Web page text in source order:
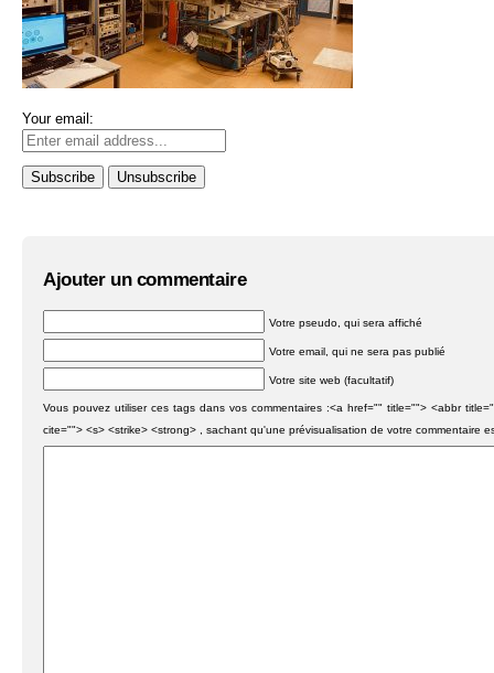
Your email:
Ajouter un commentaire
Votre pseudo, qui sera affiché
Votre email, qui ne sera pas publié
Votre site web (facultatif)
Vous pouvez utiliser ces tags dans vos commentaires :<a href="" title=""> <abbr
cite=""> <s> <strike> <strong> , sachant qu'une prévisualisation de votre commentaire